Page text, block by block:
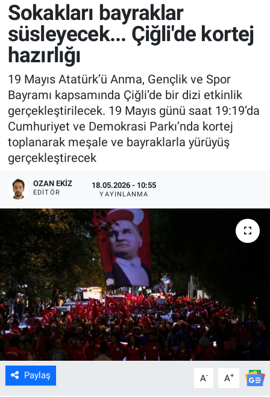
Sokakları bayraklar
süsleyecek... Çiğli'de kortej
hazırlığı
19 Mayıs Atatürk’ü Anma, Gençlik ve Spor
Bayramı kapsamında Çiğli’de bir dizi etkinlik
gerçekleştirilecek. 19 Mayıs günü saat 19:19’da
Cumhuriyet ve Demokrasi Parkı’nda kortej
toplanarak meşale ve bayraklarla yürüyüş
gerçekleştirecek
OZAN EKIZ
EDITÖR
18.05.2026 - 10:55
YAYINLANMA
Paylaş A- A+